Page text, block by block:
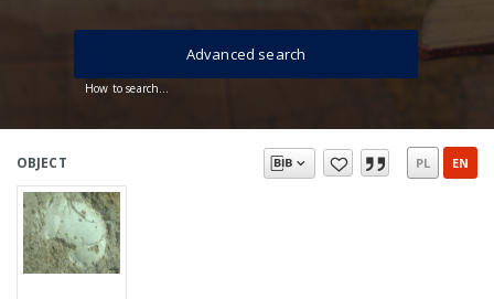
How to search...
Advanced search
OBJECT PL EN